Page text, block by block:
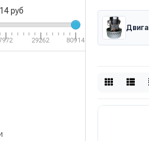
руб
29262 80914